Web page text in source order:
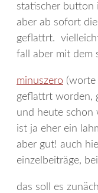
statischer button
aber ab sofort
geflattrt.
fall aber mit dem
minuszero (worte
geflattrt worden,
und heute schon
ist ja eher ein
aber gut! auch
einzelbeiträge,
das soll es